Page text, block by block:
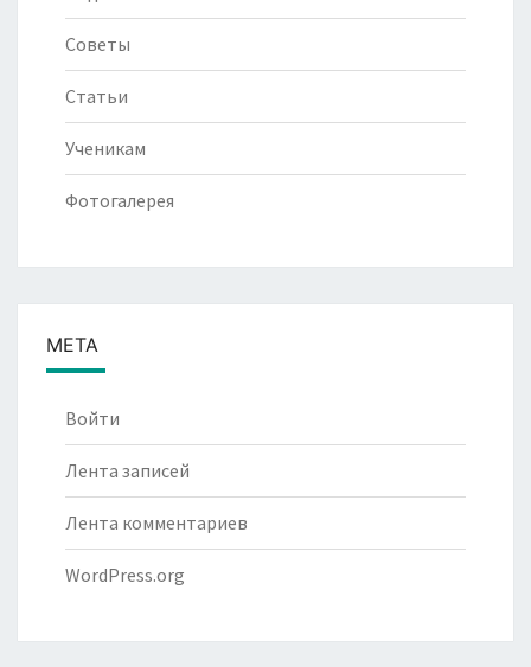
Советы
Статьи
Ученикам
Фотогалерея
МЕТА
Войти
Лента записей
Лента комментариев
WordPress.org